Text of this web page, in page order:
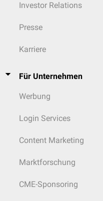
Investor Relations
Presse
Karriere
Für Unternehmen
Werbung
Login Services
Content Marketing
Marktforschung
CME-Sponsoring